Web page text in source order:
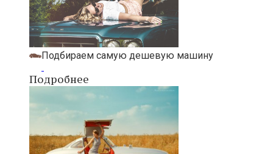
Подбираем самую дешевую машину
Подробнее